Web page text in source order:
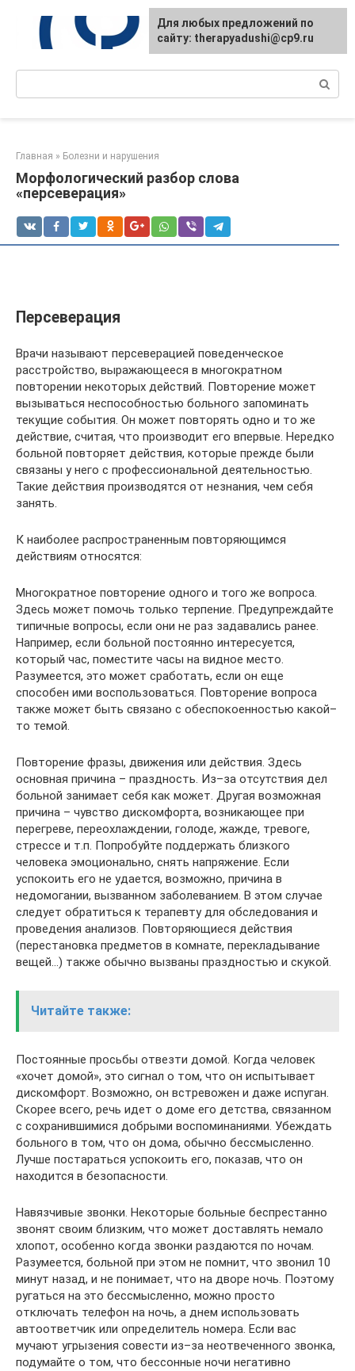
контенту
Главная » Болезни и нарушения
Морфологический разбор слова
«персеверация»
Персеверация
Врачи называют персеверацией поведенческое
расстройство, выражающееся в многократном
повторении некоторых действий. Повторение может
вызываться неспособностью больного запоминать
текущие события. Он может повторять одно и то же
действие, считая, что производит его впервые. Нередко
больной повторяет действия, которые прежде были
связаны у него с профессиональной деятельностью.
Такие действия производятся от незнания, чем себя
занять.
К наиболее распространенным повторяющимся
действиям относятся:
Многократное повторение одного и того же вопроса.
Здесь может помочь только терпение. Предупреждайте
типичные вопросы, если они не раз задавались ранее.
Например, если больной постоянно интересуется,
который час, поместите часы на видное место.
Разумеется, это может сработать, если он еще
способен ими воспользоваться. Повторение вопроса
также может быть связано с обеспокоенностью какой–
то темой.
Повторение фразы, движения или действия. Здесь
основная причина – праздность. Из–за отсутствия дел
больной занимает себя как может. Другая возможная
причина – чувство дискомфорта, возникающее при
перегреве, переохлаждении, голоде, жажде, тревоге,
стрессе и т.п. Попробуйте поддержать близкого
человека эмоционально, снять напряжение. Если
успокоить его не удается, возможно, причина в
недомогании, вызванном заболеванием. В этом случае
следует обратиться к терапевту для обследования и
проведения анализов. Повторяющиеся действия
(перестановка предметов в комнате, перекладывание
вещей…) также обычно вызваны праздностью и скукой.
Читайте также:
Постоянные просьбы отвезти домой. Когда человек
«хочет домой», это сигнал о том, что он испытывает
дискомфорт. Возможно, он встревожен и даже испуган.
Скорее всего, речь идет о доме его детства, связанном
с сохранившимися добрыми воспоминаниями. Убеждать
больного в том, что он дома, обычно бессмысленно.
Лучше постараться успокоить его, показав, что он
находится в безопасности.
Навязчивые звонки. Некоторые больные беспрестанно
звонят своим близким, что может доставлять немало
хлопот, особенно когда звонки раздаются по ночам.
Разумеется, больной при этом не помнит, что звонил 10
минут назад, и не понимает, что на дворе ночь. Поэтому
ругаться на это бессмысленно, можно просто
отключать телефон на ночь, а днем использовать
автоответчик или определитель номера. Если вас
мучают угрызения совести из–за неотвеченного звонка,
подумайте о том, что бессонные ночи негативно
Для любых предложений по
сайту: therapyadushi@cp9.ru